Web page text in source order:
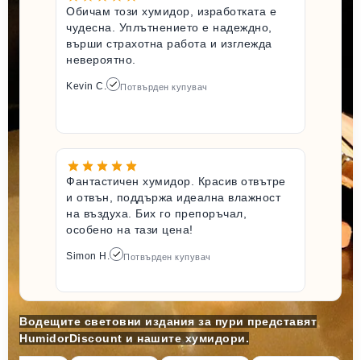
Обичам този хумидор, изработката е
чудесна. Уплътнението е надеждно,
върши страхотна работа и изглежда
невероятно.
Kevin C. Потвърден купувач
Фантастичен хумидор. Красив отвътре
и отвън, поддържа идеална влажност
на въздуха. Бих го препоръчал,
особено на тази цена!
Simon H. Потвърден купувач
Водещите световни издания за пури представят
HumidorDiscount и нашите хумидори.